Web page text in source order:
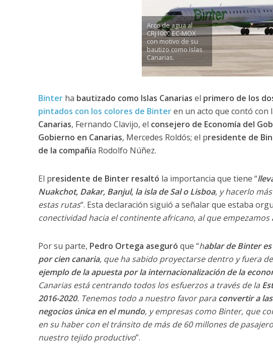
Arco de agua al
CRJ1000 EC-MOX
con motivo de su
bautizo como Islas
Canarias.
Binterha bautizado como Islas Canarias el primero de los
pintados con los colores de Binteren un acto que contó con
Canarias, Fernando Clavijo, el consejero de Economía del
Gobierno en Canarias, Mercedes Roldós; el presidente de
de la compañía Rodolfo Núñez.
El presidente de Binter resaltó la importancia que tiene “
Nuakchot, Dakar, Banjul, la isla de Sal o Lisboa, y hacerlo
estas rutas“. Esta declaración siguió a señalar que estaba
conectividad hacia el continente africano, al que empezamos
Por su parte, Pedro Ortega aseguró que “hablar de Binter
por cien canaria, que ha sabido proyectarse dentro y fuera
ejemplo de la apuesta por la internacionalización de la
Canarias está centrando todos los esfuerzos a través de la
2016-2020. Tenemos todo a nuestro favor para convertir a
negocios única en el mundo, y empresas como Binter, que
en su haber con el tránsito de más de 60 millones de
nuestro tejido productivo”.